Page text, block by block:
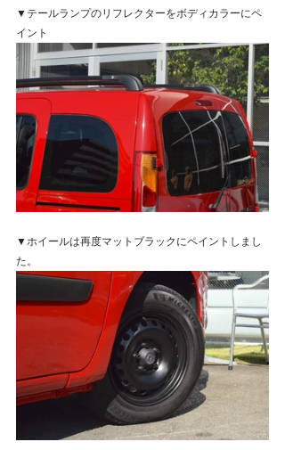
▼テールランプのリフレクターをボディカラーにペ
イント
▼ホイールは再度マットブラックにペイントしまし
た。